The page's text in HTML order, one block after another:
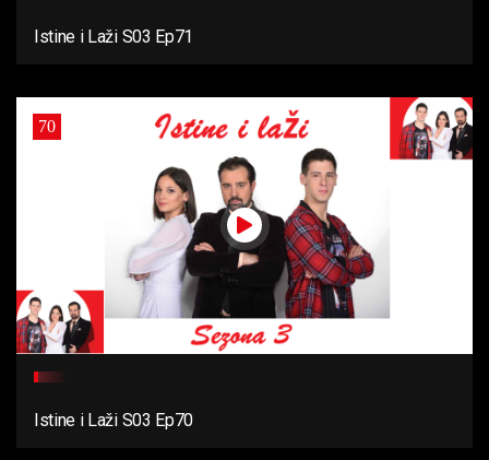
Istine i Laži S03 Ep71
70
Istine i Laži S03 Ep70